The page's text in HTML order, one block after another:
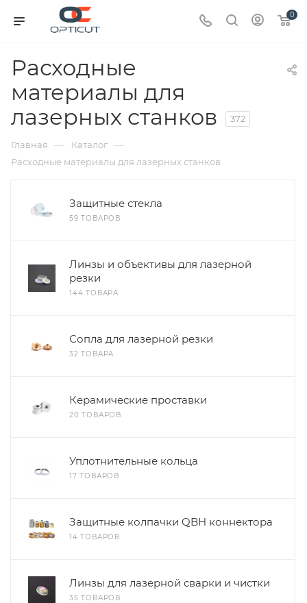
0
Расходные
материалы для
лазерных станков
372
Главная — Каталог —
Расходные материалы для лазерных станков
Защитные стекла
59 ТОВАРОВ
Линзы и объективы для лазерной
резки
144 ТОВАРА
Сопла для лазерной резки
32 ТОВАРА
Керамические проставки
20 ТОВАРОВ
Уплотнительные кольца
17 ТОВАРОВ
Защитные колпачки QBH коннектора
14 ТОВАРОВ
Линзы для лазерной сварки и чистки
35 ТОВАРОВ